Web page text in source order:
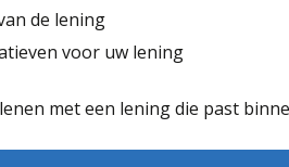
de lening
voor uw lening
met een lening die past